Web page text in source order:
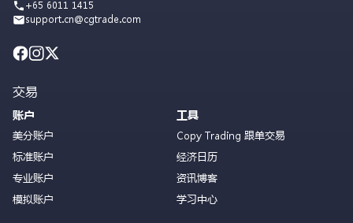
+65 6011 1415
support.cn@cgtrade.com
交易
账户
美分账户
标准账户
专业账户
模拟账户
工具
Copy Trading 跟单交易
经济日历
资讯博客
学习中心